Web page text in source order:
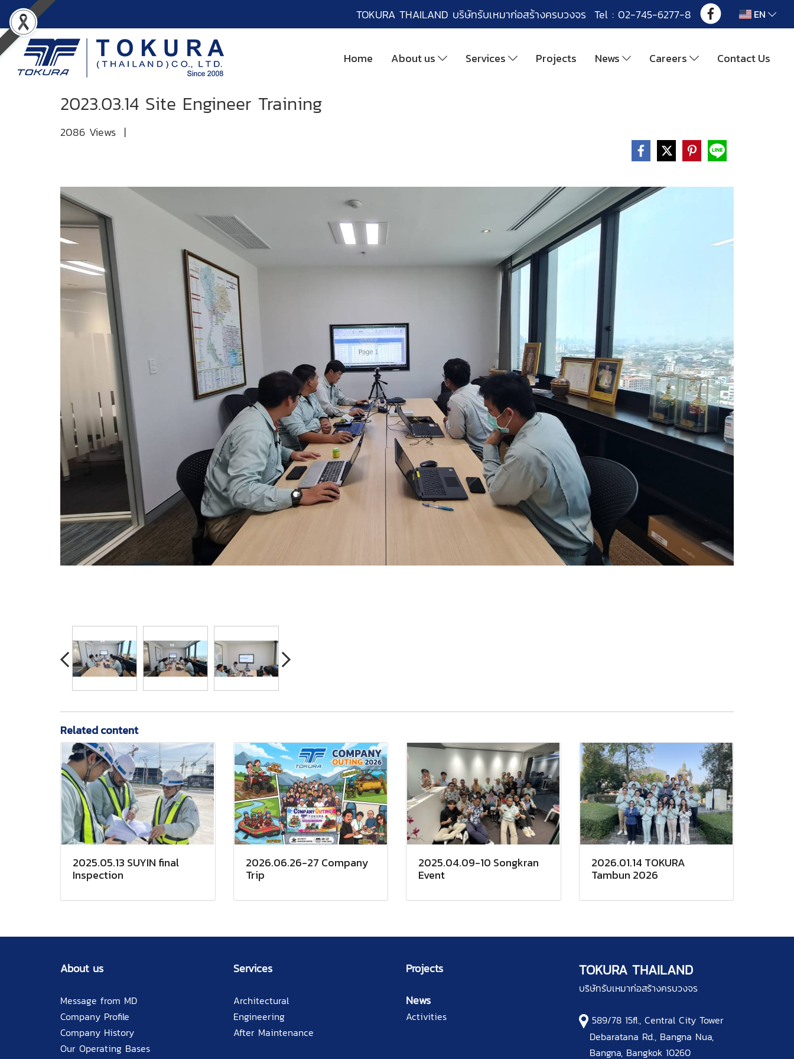
TOKURA THAILAND บริษัทรับเหมาก่อสร้างครบวงจร Tel : 02-745-6277-8 EN
Home About us Services Projects News Careers Contact Us
2023.03.14 Site Engineer Training
2086 Views |
Related content
2025.05.13 SUYIN final
Inspection
2026.06.26-27 Company
Trip
2025.04.09-10 Songkran
Event
2026.01.14 TOKURA
Tambun 2026
About us
Message from MD
Company Profile
Company History
Our Operating Bases
Services
Architectural
Engineering
After Maintenance
Projects
News
Activities
TOKURA THAILAND
บริษัทรับเหมาก่อสร้างครบวงจร
589/78 15fl., Central City Tower
Debaratana Rd., Bangna Nua,
Bangna, Bangkok 10260